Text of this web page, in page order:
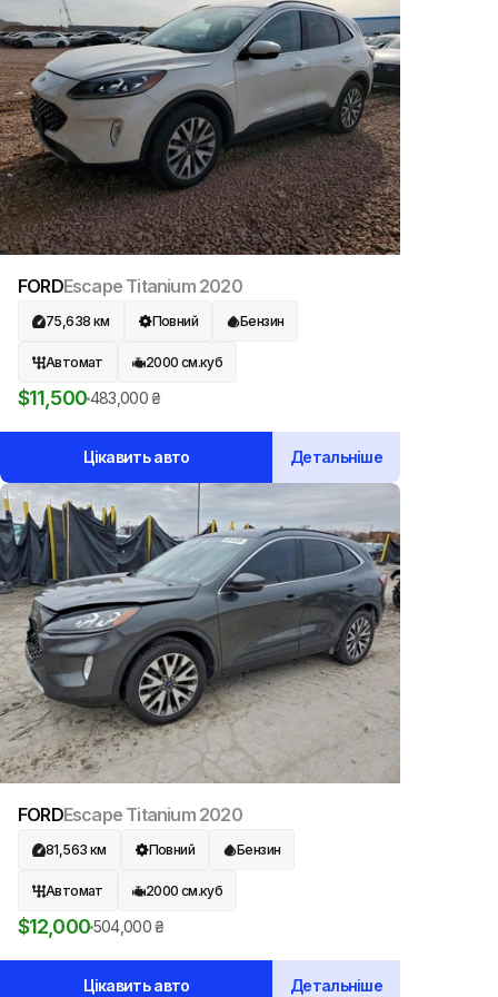
FORDEscape Titanium 2020
75,638 км Повний Бензин
Автомат 2000 см.куб
$11,500483,000₴
Цікавить авто Детальніше
FORDEscape Titanium 2020
81,563 км Повний Бензин
Автомат 2000 см.куб
$12,000504,000₴
Цікавить авто Детальніше